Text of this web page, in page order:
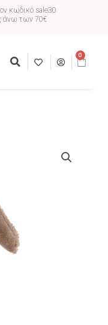
κωδικό sale30
άνω των 70€
0